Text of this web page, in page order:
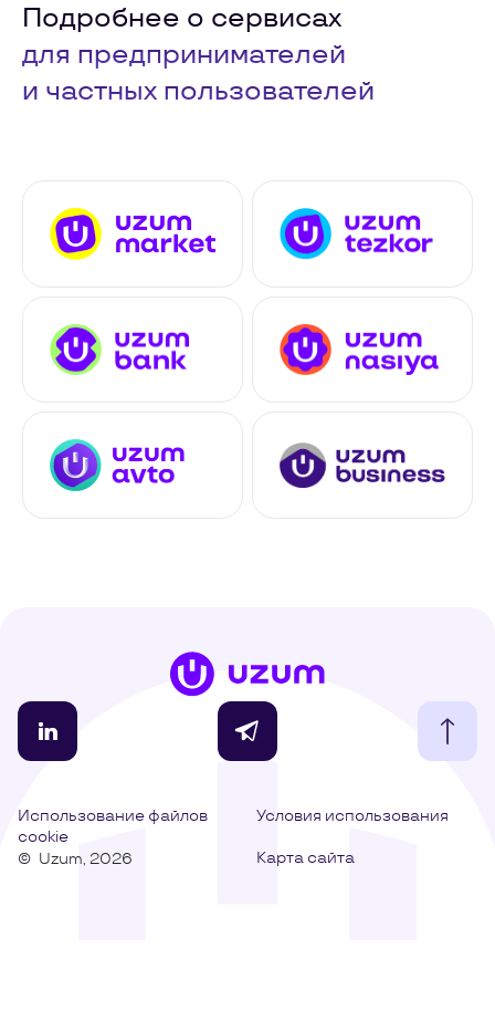
Подробнее о сервисах
для предпринимателей
и частных пользователей
© Uzum,2026 Карта сайта
Условия использования
Использование файлов
cookie